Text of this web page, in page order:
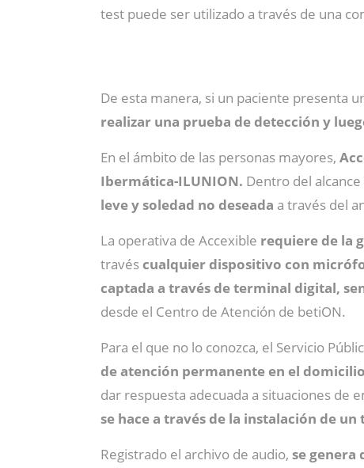
test puede ser utilizado a través de una
De esta manera, si un paciente presenta
realizar una prueba de detección y
En el ámbito de las personas mayores,
Ibermática-ILUNION. Dentro del
leve y soledad no deseada a través del
La operativa de Accexible requiere de la
travéscualquier dispositivo con
captada a través de terminal digital,
desde el Centro de Atención de betiON.
Para el que no lo conozca, el Servicio
de atención permanente en el
dar respuesta adecuada a situaciones de
se hace a través de la instalación de
Registrado el archivo de audio, se genera